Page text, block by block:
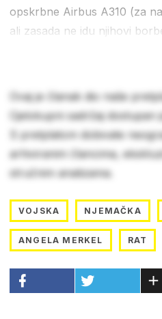
opskrbne Airbus A310 (za
ali zasada ne idu njihovi
Ovaj je članak dio naše
Cjelokupni sadržaj
S pretplatom dobivate
arhiviranim člancima,
stručnim analizama.
VOJSKA NJEMAČKA
ANGELA MERKEL RAT